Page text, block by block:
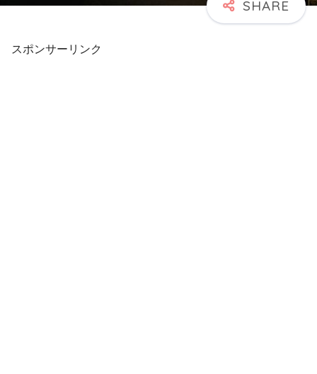
スポンサーリンク